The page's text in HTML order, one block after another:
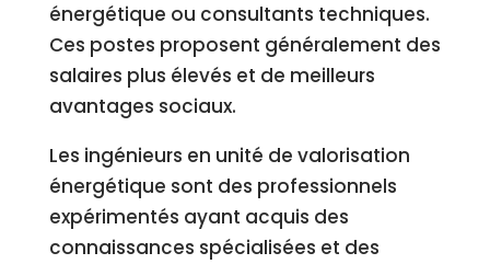
énergétique ou consultants techniques.
Ces postes proposent généralement des
salaires plus élevés et de meilleurs
avantages sociaux.
Les ingénieurs en unité de valorisation
énergétique sont des professionnels
expérimentés ayant acquis des
connaissances spécialisées et des